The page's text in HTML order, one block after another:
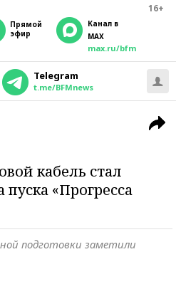
16+
прямой
эфир
Канал в
MAX
max.ru/bfm
Telegram
t.me/BFMnews
кабель стал
«Прогресса
подготовки заметили